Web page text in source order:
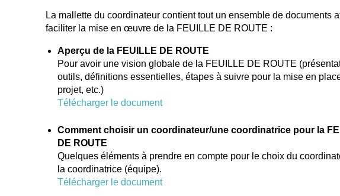
La mallette du coordinateur contient tout un ensemble de documents
faciliter la mise en œuvre de la FEUILLE DE ROUTE :
Aperçu de la FEUILLE DE ROUTE
Pour avoir une vision globale de la FEUILLE DE ROUTE
outils, définitions essentielles, étapes à suivre pour la mise en
projet, etc.)
Télécharger le document
Comment choisir un coordinateur/une coordinatrice pour la
DE ROUTE
Quelques éléments à prendre en compte pour le choix du
la coordinatrice (équipe).
Télécharger le document